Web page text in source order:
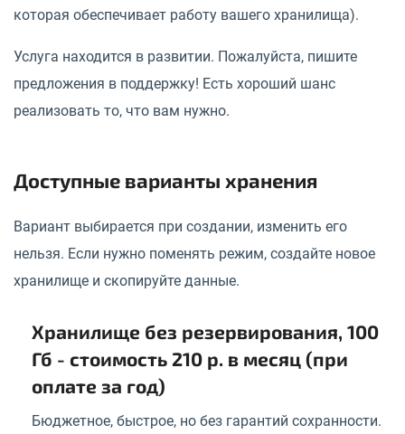
которая обеспечивает работу вашего хранилища).
Услуга находится в развитии. Пожалуйста, пишите
предложения в поддержку! Есть хороший шанс
реализовать то, что вам нужно.
Доступные варианты хранения
Вариант выбирается при создании, изменить его
нельзя. Если нужно поменять режим, создайте новое
хранилище и скопируйте данные.
Хранилище без резервирования, 100
Гб - стоимость 210 р. в месяц (при
оплате за год)
Бюджетное, быстрое, но без гарантий сохранности.